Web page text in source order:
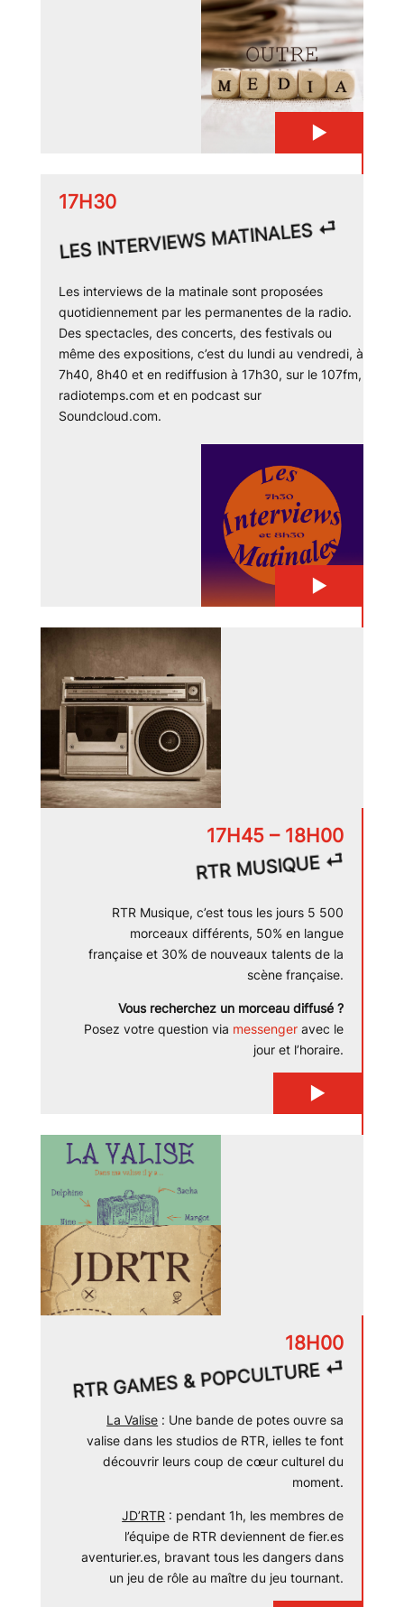
▶
17H30
LES INTERVIEWS MATINALES ⏎
Les interviews de la matinale sont proposées
quotidiennement par les permanentes de la radio.
Des spectacles, des concerts, des festivals ou
même des expositions, c’est du lundi au vendredi, à
7h40, 8h40 et en rediffusion à 17h30, sur le 107fm,
radiotemps.com et en podcast sur
Soundcloud.com.
▶
17H45 – 18H00
RTR MUSIQUE ⏎
RTR Musique, c’est tous les jours 5 500
morceaux différents, 50% en langue
française et 30% de nouveaux talents de la
scène française.
Vous recherchez un morceau diffusé ?
Posez votre question via messenger avec le
jour et l’horaire.
▶
18H00
RTR GAMES & POPCULTURE ⏎
La Valise : Une bande de potes ouvre sa
valise dans les studios de RTR, ielles te font
découvrir leurs coup de cœur culturel du
moment.
JD’RTR : pendant 1h, les membres de
l’équipe de RTR deviennent de fier.es
aventurier.es, bravant tous les dangers dans
un jeu de rôle au maître du jeu tournant.